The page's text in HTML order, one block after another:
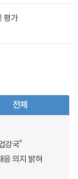
평가
전체
강국”
응 의지 밝혀